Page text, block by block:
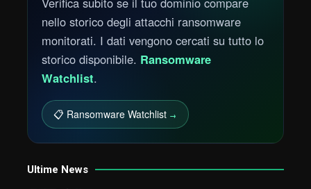
nello storico degli attacchi ransomware
monitorati. I dati vengono cercati su tutto lo
storico disponibile. Ransomware
Watchlist.
📋 Ransomware Watchlist →
Ultime News